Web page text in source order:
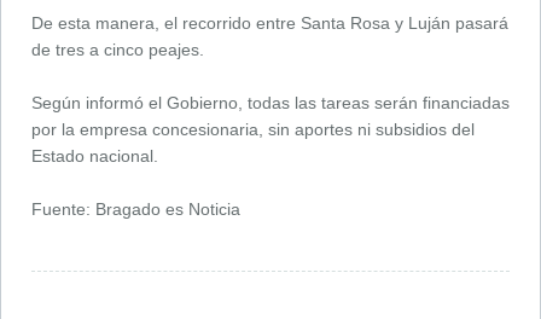
De esta manera, el recorrido entre Santa Rosa y Luján pasará
de tres a cinco peajes.
Según informó el Gobierno, todas las tareas serán financiadas
por la empresa concesionaria, sin aportes ni subsidios del
Estado nacional.
Fuente: Bragado es Noticia